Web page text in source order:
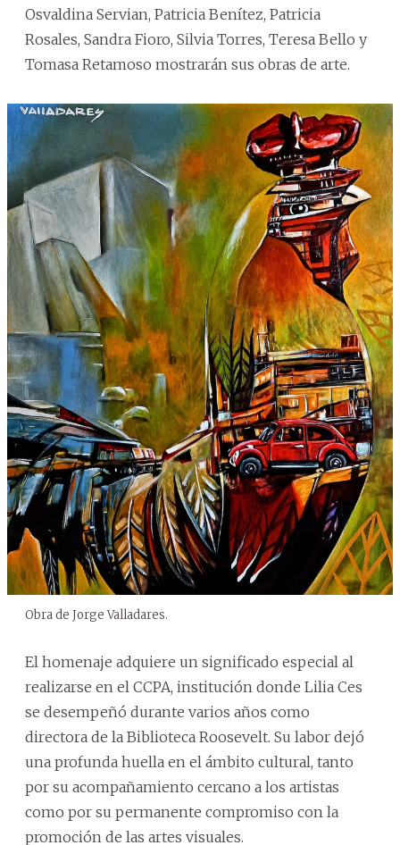
Osvaldina Servian, Patricia Benítez, Patricia
Rosales, Sandra Fioro, Silvia Torres, Teresa Bello y
Tomasa Retamoso mostrarán sus obras de arte.
Obra de Jorge Valladares.
El homenaje adquiere un significado especial al
realizarse en el CCPA, institución donde Lilia Ces
se desempeñó durante varios años como
directora de la Biblioteca Roosevelt. Su labor dejó
una profunda huella en el ámbito cultural, tanto
por su acompañamiento cercano a los artistas
como por su permanente compromiso con la
promoción de las artes visuales.